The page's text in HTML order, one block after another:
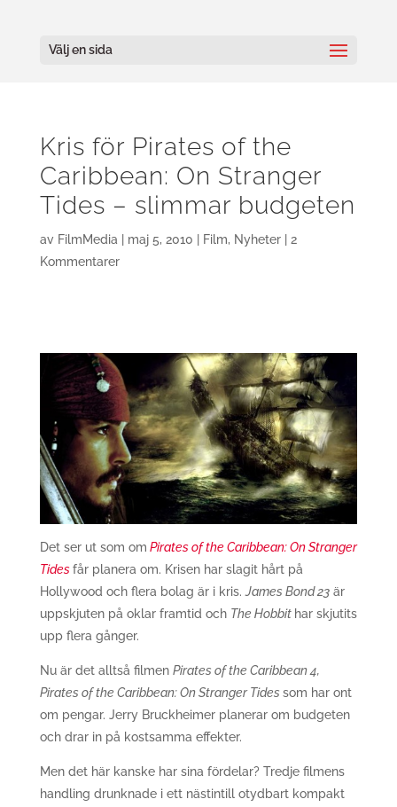
Välj en sida
Kris för Pirates of the
Caribbean: On Stranger
Tides – slimmar budgeten
av FilmMedia maj 5, 2010 Film, Nyheter| 2
Kommentarer
Det ser ut som om Pirates of the Caribbean: On Stranger
Tides får planera om. Krisen har slagit hårt på
Hollywood och flera bolag är i kris. James Bond 23är
uppskjuten på oklar framtid och The Hobbit har skjutits
upp flera gånger.
Nu är det alltså filmen Pirates of the Caribbean 4,
Pirates of the Caribbean: On Stranger Tides som har ont
om pengar. Jerry Bruckheimer planerar om budgeten
och drar in på kostsamma effekter.
Men det här kanske har sina fördelar? Tredje filmens
handling drunknade i ett nästintill otydbart kompakt